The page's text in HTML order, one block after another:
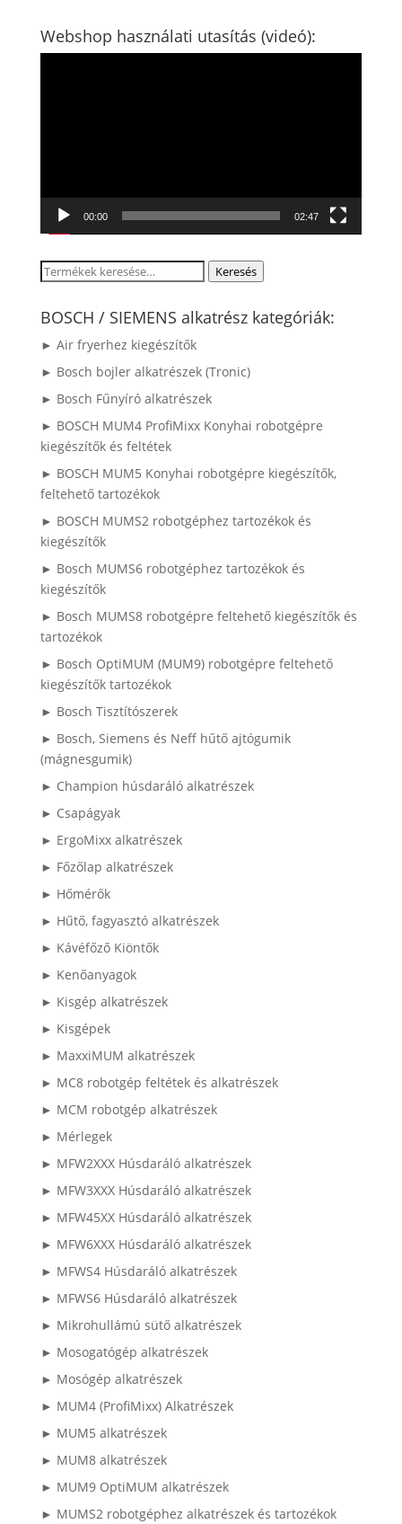
Webshop használati utasítás (videó):
00:00 02:47
Keresés
következőre:
Keresés
BOSCH / SIEMENS alkatrész kategóriák:
► Air fryerhez kiegészítők
► Bosch bojler alkatrészek (Tronic)
► Bosch Fűnyíró alkatrészek
► BOSCH MUM4 ProfiMixx Konyhai robotgépre
kiegészítők és feltétek
► BOSCH MUM5 Konyhai robotgépre kiegészítők,
feltehető tartozékok
► BOSCH MUMS2 robotgéphez tartozékok és
kiegészítők
► Bosch MUMS6 robotgéphez tartozékok és
kiegészítők
► Bosch MUMS8 robotgépre feltehető kiegészítők és
tartozékok
► Bosch OptiMUM (MUM9) robotgépre feltehető
kiegészítők tartozékok
► Bosch Tisztítószerek
► Bosch, Siemens és Neff hűtő ajtógumik
(mágnesgumik)
► Champion húsdaráló alkatrészek
► Csapágyak
► ErgoMixx alkatrészek
► Főzőlap alkatrészek
► Hőmérők
► Hűtő, fagyasztó alkatrészek
► Kávéfőző Kiöntők
► Kenőanyagok
► Kisgép alkatrészek
► Kisgépek
► MaxxiMUM alkatrészek
► MC8 robotgép feltétek és alkatrészek
► MCM robotgép alkatrészek
► Mérlegek
► MFW2XXX Húsdaráló alkatrészek
► MFW3XXX Húsdaráló alkatrészek
► MFW45XX Húsdaráló alkatrészek
► MFW6XXX Húsdaráló alkatrészek
► MFWS4 Húsdaráló alkatrészek
► MFWS6 Húsdaráló alkatrészek
► Mikrohullámú sütő alkatrészek
► Mosogatógép alkatrészek
► Mosógép alkatrészek
► MUM4 (ProfiMixx) Alkatrészek
► MUM5 alkatrészek
► MUM8 alkatrészek
► MUM9 OptiMUM alkatrészek
► MUMS2 robotgéphez alkatrészek és tartozékok